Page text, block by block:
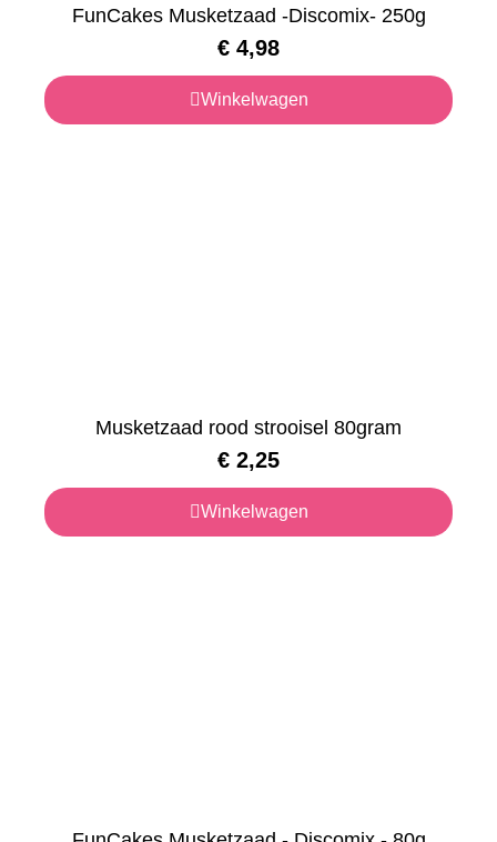
FunCakes Musketzaad -Discomix- 250g
€ 4,98
Winkelwagen
Musketzaad rood strooisel 80gram
€ 2,25
Winkelwagen